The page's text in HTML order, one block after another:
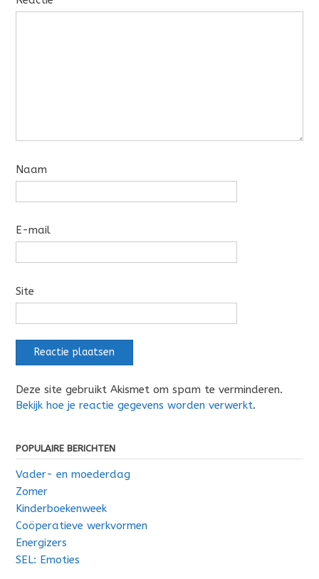
Naam
E-mail
Site
Deze site gebruikt Akismet om spam te verminderen.
Bekijk hoe je reactie gegevens worden verwerkt.
POPULAIRE BERICHTEN
Vader- en moederdag
Zomer
Kinderboekenweek
Coöperatieve werkvormen
Energizers
SEL: Emoties